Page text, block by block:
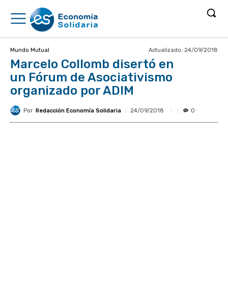
Mundo Mutual Actualizado: 24/09/2018
Marcelo Collomb disertó en
un Fórum de Asociativismo
organizado por ADIM
Por Redacción Economía Solidaria 24/09/2018 0